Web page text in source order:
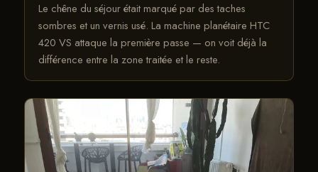
Le chêne du séjour était marqué par des taches
sombres et un vernis usé. La machine planétaire HTC
420 VS attaque la première passe — on voit déjà la
différence entre la zone traitée et le reste.